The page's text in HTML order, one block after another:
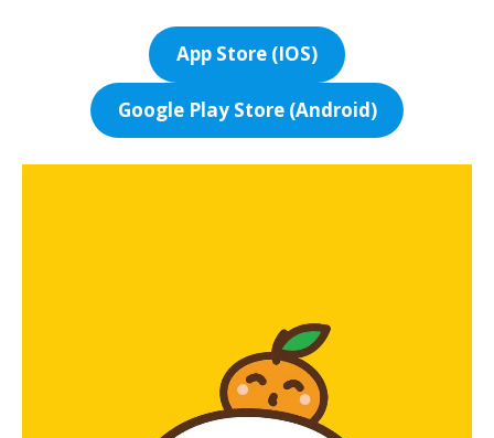
App Store (IOS)
Google Play Store (Android)